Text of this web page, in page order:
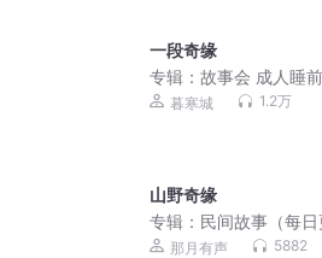
一段奇缘
专辑：故事会 成人睡
暮寒城 1.2万
山野奇缘
专辑： 民间故事（每日
那月有声 5882